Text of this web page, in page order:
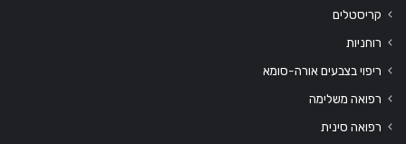
קריסטלים
רוחניות
ריפוי בצבעים אורה-סומא
רפואה משלימה
רפואה סינית